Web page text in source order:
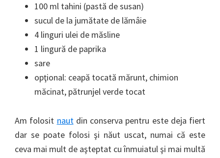
100 ml tahini (pastă de susan)
sucul de la jumătate de lămâie
4 linguri ulei de măsline
1 lingură de paprika
sare
opţional: ceapă tocată mărunt, chimion
măcinat, pătrunjel verde tocat
Am folosit nautdin conserva pentru este deja fiert
dar se poate folosi şi năut uscat, numai că este
ceva mai mult de aşteptat cu înmuiatul şi mai multă